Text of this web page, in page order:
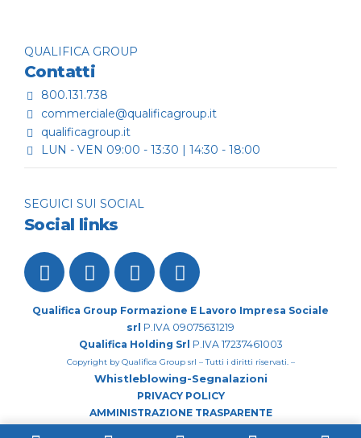
QUALIFICA GROUP
Contatti
800.131.738
commerciale@qualificagroup.it
qualificagroup.it
LUN - VEN 09:00 - 13:30 | 14:30 - 18:00
SEGUICI SUI SOCIAL
Social links
Qualifica Group Formazione E Lavoro Impresa Sociale
srl P.IVA 09075631219
Qualifica Holding Srl P.IVA 17237461003
Copyright by Qualifica Group srl – Tutti i diritti riservati. –
Whistleblowing-Segnalazioni
PRIVACY POLICY
AMMINISTRAZIONE TRASPARENTE